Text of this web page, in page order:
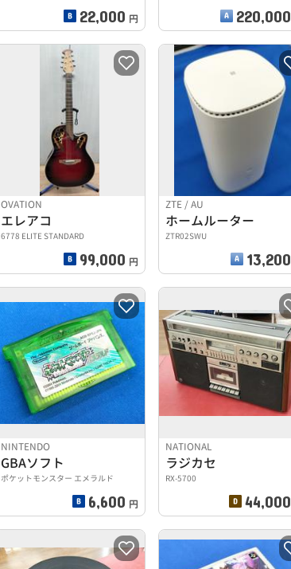
22,000 円 220,000
OVATION
エレアコ
6778 ELITE STANDARD
99,000 円
ZTE / AU
ホームルーター
ZTR02SWU
13,200
NINTENDO
GBAソフト
ポケットモンスター エメラルド
6,600 円
NATIONAL
ラジカセ
RX-5700
44,000